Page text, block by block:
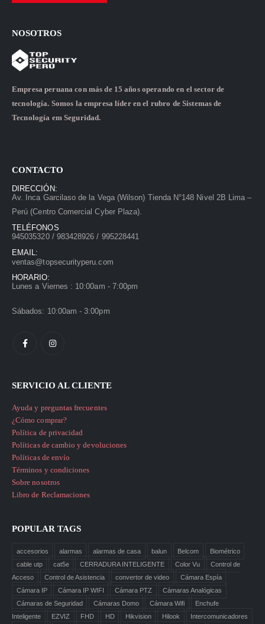
NOSOTROS
Empresa peruana con más de 15 años operando en el sector de
tecnología. Somos la empresa líder en el rubro de Sistemas de
Tecnología em Seguridad.
CONTACTO
DIRECCIÓN:
Av. Inca Garcilaso de la Vega (Wilson) Tienda N°148 Nivel 2B Lima –
Perú (Centro Comercial Cyber Plaza).
TELÉFONOS
945035320 / 983428926 / 995228441
EMAIL:
ventas@topsecurityperu.com
HORARIO:
Lunes a Viernes : 10:00am - 7:00pm
Sábados: 10:00am - 3:00pm
SERVICIO AL CLIENTE
Ayuda y preguntas frecuentes
¿Cómo comprar?
Política de privacidad
Políticas de cambio y devoluciones
Políticas de envío
Términos y condiciones
Sobre nosotros
Libro de Reclamaciones
POPULAR TAGS
accesorios alarmas alarmas de casa balun Belcom
Biométrico
cable utp
cat5e CERRADURA INTELIGENTE Color Vu
Control de
Acceso
Control de Asistencia convertor de video
Cámara Espía
Cámara IP
Cámara IP WIFI Cámara PTZ
Cámaras Analógicas
Cámaras de Seguridad
Cámaras Domo Cámara Wifi
Enchufe
Inteligente
EZVIZ FHD HD Hikvision Hilook Intercomunicadores